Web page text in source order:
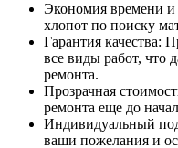
Экономия времени и
хлопот по поиску
Гарантия качества:
все виды работ, что
ремонта.
Прозрачная
ремонта еще до
Индивидуальный
ваши пожелания и